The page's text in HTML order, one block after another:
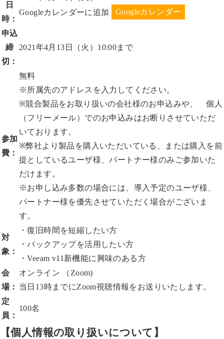
日
時：
Googleカレンダーに追加
申込
締
切：
2021年4月13日（火）10:00まで
参加
費：
無料
※所属先のアドレスを入力してください。
※競合製品をお取り扱いの会社様のお申込みや、 個人
（フリーメール）でのお申込みはお断りさせていただ
いております。
※弊社より製品を購入いただいている、または購入を前
提としているユーザ様、パートナー様のみご参加いた
だけます。
※お申し込み多数の場合には、導入予定のユーザ様、
パートナー様を優先させていただく場合がございま
す。
対
象：
・復旧時間を短縮したい方
・バックアップを活用したい方
・Veeam v11新機能に興味のある方
会
場：
オンライン （Zoom)
当日13時までにZoom視聴情報をお送りいたします。
定
員：
100名
【個人情報の取り扱いについて】